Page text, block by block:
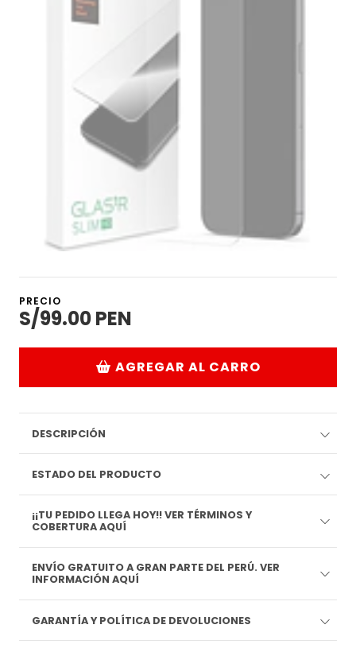
PRECIO
S/99.00 PEN
AGREGAR AL CARRO
DESCRIPCIÓN
ESTADO DEL PRODUCTO
¡¡TU PEDIDO LLEGA HOY!! VER TÉRMINOS Y
COBERTURA AQUÍ
ENVÍO GRATUITO A GRAN PARTE DEL PERÚ. VER
INFORMACIÓN AQUÍ
GARANTÍA Y POLÍTICA DE DEVOLUCIONES